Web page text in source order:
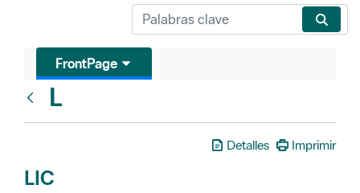
FrontPage
L
Detalles Imprimir
LIC